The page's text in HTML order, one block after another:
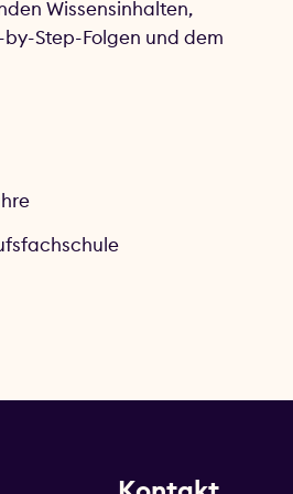
Wissensinhalten,
Step-Folgen und dem